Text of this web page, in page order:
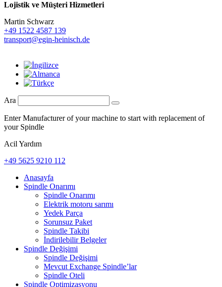
Lojistik ve Müşteri Hizmetleri
Martin Schwarz
+49 1522 4587 139
transport@egin-heinisch.de
Ara
Enter Manufacturer of your machine to start with replacement of
your Spindle
Acil Yardım
+49 5625 9210 112
Anasayfa
Spindle Onarımı
Spindle Onarımı
Elektrik motoru sarımı
Yedek Parça
Sorunsuz Paket
Spindle Takibi
İndirilebilir Belgeler
Spindle Değişimi
Spindle Değişimi
Mevcut Exchange Spindle’lar
Spindle Oteli
Spindle Optimizasyonu